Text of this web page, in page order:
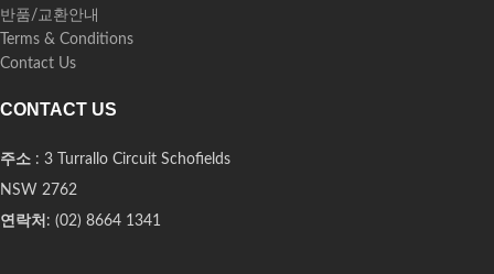
반품/교환안내
Terms & Conditions
Contact Us
CONTACT US
주소 : 3 Turrallo Circuit Schofields
NSW 2762
연락처 : (02) 8664 1341